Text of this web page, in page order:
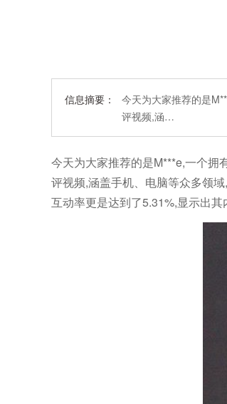
信息摘要：
今天为大家推荐的是
评视频,涵…
今天为大家推荐的是M***e,一个拥
评视频,涵盖手机、电脑等众多领
互动率更是达到了5.31%,显示出其